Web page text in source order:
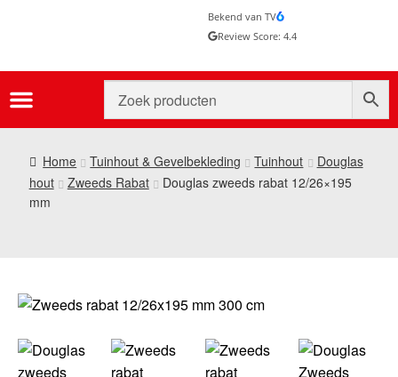
Bekend van TV
Review Score: 4.4
Home Tuinhout & Gevelbekleding Tuinhout
Douglas
hout
Zweeds Rabat
Douglas zweeds rabat 12/26×195
mm